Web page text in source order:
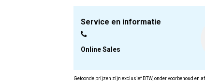
Service en informatie
Online Sales
Getoonde prijzen zijn exclusief BTW, onder voorbehoud en